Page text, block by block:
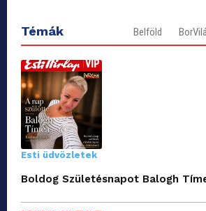
Témák Belföld
Esti üdvözletek
Boldog Születésnapot Balogh